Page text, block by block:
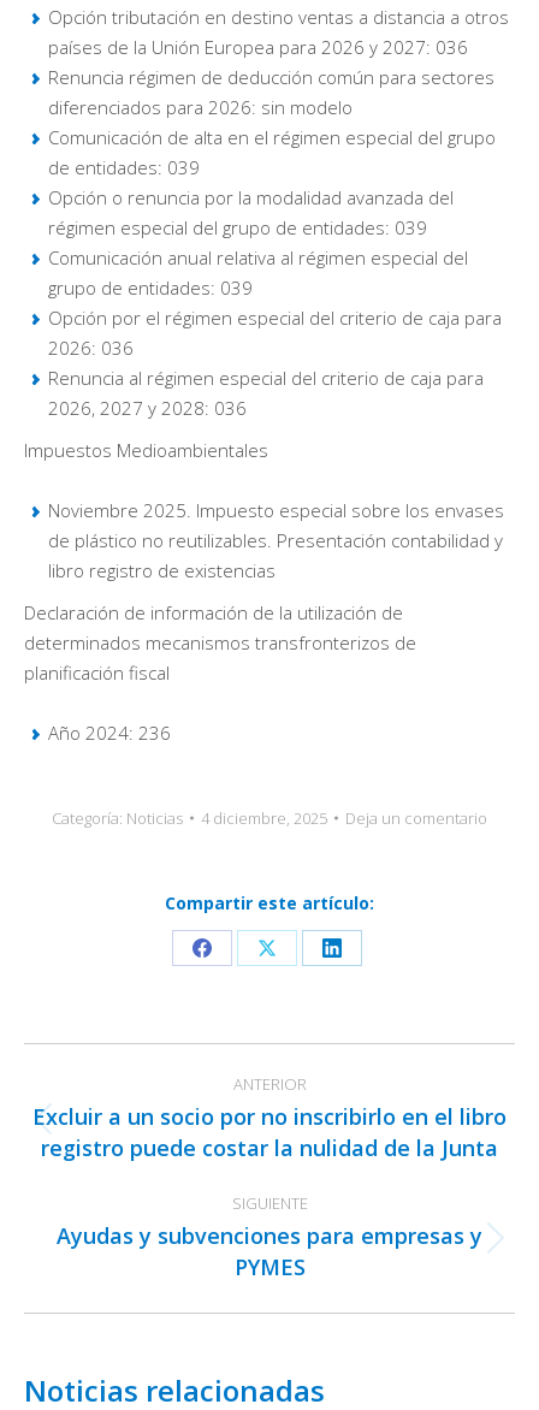
Opción tributación en destino ventas a distancia a otros
países de la Unión Europea para 2026 y 2027: 036
Renuncia régimen de deducción común para sectores
diferenciados para 2026: sin modelo
Comunicación de alta en el régimen especial del grupo
de entidades: 039
Opción o renuncia por la modalidad avanzada del
régimen especial del grupo de entidades: 039
Comunicación anual relativa al régimen especial del
grupo de entidades: 039
Opción por el régimen especial del criterio de caja para
2026: 036
Renuncia al régimen especial del criterio de caja para
2026, 2027 y 2028: 036
Impuestos Medioambientales
Noviembre 2025. Impuesto especial sobre los envases
de plástico no reutilizables. Presentación contabilidad y
libro registro de existencias
Declaración de información de la utilización de
determinados mecanismos transfronterizos de
planificación fiscal
Año 2024: 236
Categoría: Noticias 4 diciembre, 2025 Deja un comentario
Compartir este artículo:
Share
Facebook
Share
X
Share
LinkedIn
entre
publicaciones
ANTERIOR
Publicación
anterior:
Excluir a un socio por no inscribirlo en el libro
registro puede costar la nulidad de la Junta
SIGUIENTE
Publicación
siguiente:
Ayudas y subvenciones para empresas y
PYMES
Noticias relacionadas